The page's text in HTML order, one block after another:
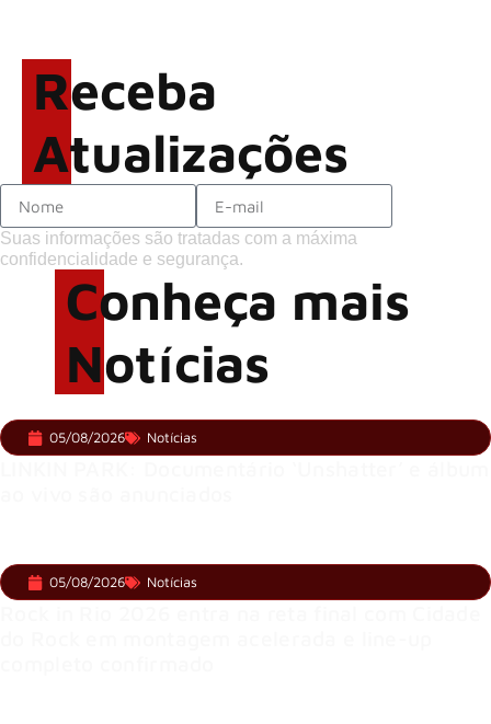
Receba
Atualizações
Suas informações são tratadas com a máxima
confidencialidade e segurança.
Conheça mais
Notícias
05/08/2026 Notícias
05/08/2026 Notícias